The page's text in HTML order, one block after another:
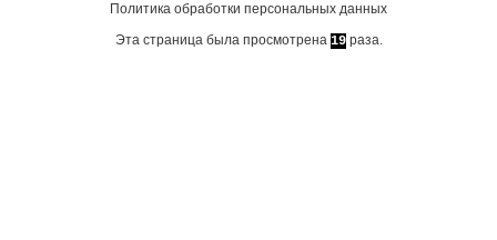
Политика обработки персональных данных
Эта страница была просмотрена 19раза.